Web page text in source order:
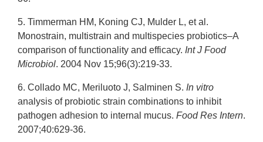
5. Timmerman HM, Koning CJ, Mulder L, et al.
Monostrain, multistrain and multispecies probiotics–A
comparison of functionality and efficacy. Int J Food
Microbiol. 2004 Nov 15;96(3):219-33.
6. Collado MC, Meriluoto J, Salminen S. In vitro
analysis of probiotic strain combinations to inhibit
pathogen adhesion to internal mucus. Food Res Intern.
2007;40:629-36.